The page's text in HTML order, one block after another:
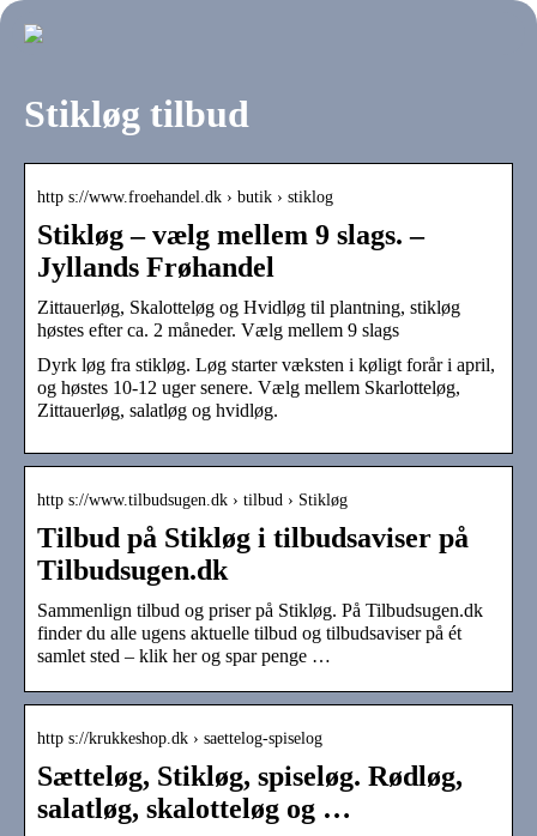
Stikløg tilbud
http s://www.froehandel.dk › butik › stiklog
Stikløg – vælg mellem 9 slags. –
Jyllands Frøhandel
Zittauerløg, Skalotteløg og Hvidløg til plantning, stikløg
høstes efter ca. 2 måneder. Vælg mellem 9 slags
Dyrk løg fra stikløg. Løg starter væksten i køligt forår i april,
og høstes 10-12 uger senere. Vælg mellem Skarlotteløg,
Zittauerløg, salatløg og hvidløg.
http s://www.tilbudsugen.dk › tilbud › Stikløg
Tilbud på Stikløg i tilbudsaviser på
Tilbudsugen.dk
Sammenlign tilbud og priser på Stikløg. På Tilbudsugen.dk
finder du alle ugens aktuelle tilbud og tilbudsaviser på ét
samlet sted – klik her og spar penge …
http s://krukkeshop.dk › saettelog-spiselog
Sætteløg, Stikløg, spiseløg. Rødløg,
salatløg, skalotteløg og …